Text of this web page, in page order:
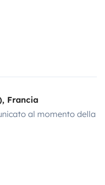
Francia
al momento della